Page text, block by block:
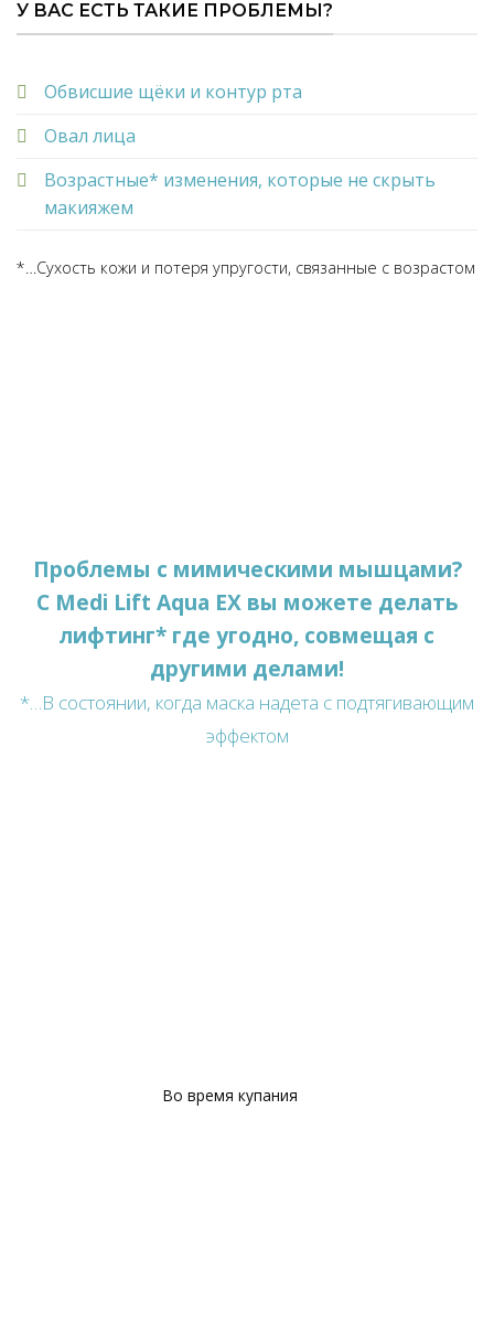
У ВАС ЕСТЬ ТАКИЕ ПРОБЛЕМЫ?
Обвисшие щёки и контур рта
Овал лица
Возрастные* изменения, которые не скрыть
макияжем
*…Сухость кожи и потеря упругости, связанные с возрастом
Проблемы с мимическими мышцами?
С Medi Lift Aqua EX вы можете делать
лифтинг* где угодно, совмещая с
другими делами!
*…В состоянии, когда маска надета с подтягивающим
эффектом
Во время купания